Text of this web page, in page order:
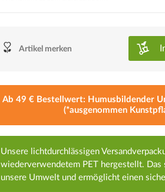
Artikel merken
Ab 49 € Bestellwert: Humusbildender
(*ausgenommen
Unsere lichtdurchlässigen
wiederverwendetem PET hergestellt. Das
unsere Umwelt und ermöglicht einen